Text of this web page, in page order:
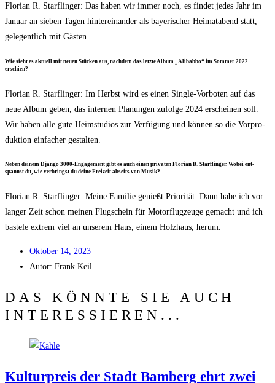
Flo­ri­an R. Starf­lin­ger: Das haben wir immer noch, es fin­det jedes Jahr im
Janu­ar an sie­ben Tagen hin­ter­ein­an­der als baye­ri­scher Hei­mat­abend statt,
gele­gent­lich mit Gästen.
Wie sieht es aktu­ell mit neu­en Stü­cken aus, nach­dem das letz­te Album „Ali­bab­bo“ im Som­mer 2022
erschien?
Flo­ri­an R. Starf­lin­ger: Im Herbst wird es einen Sin­gle-Vor­bo­ten auf das
neue Album geben, das inter­nen Pla­nun­gen zufol­ge 2024 erschei­nen soll.
Wir haben alle gute Heim­stu­di­os zur Ver­fü­gung und kön­nen so die Vor­pro­
duk­ti­on ein­fa­cher gestalten.
Neben dei­nem Djan­go 3000-Enga­ge­ment gibt es auch einen pri­va­ten Flo­ri­an R. Starf­lin­ger. Wobei ent­
spannst du, wie ver­bringst du dei­ne Frei­zeit abseits von Musik?
Flo­ri­an R. Starf­lin­ger: Mei­ne Fami­lie genießt Prio­ri­tät. Dann habe ich vor
lan­ger Zeit schon mei­nen Flug­schein für Motor­flug­zeu­ge gemacht und ich
bas­te­le extrem viel an unse­rem Haus, einem Holz­haus, herum.
Okto­ber 14, 2023
Autor: Frank Keil
DAS KÖNNTE SIE AUCH
INTERESSIEREN...
Kul­tur­preis der Stadt Bam­berg ehrt zwei